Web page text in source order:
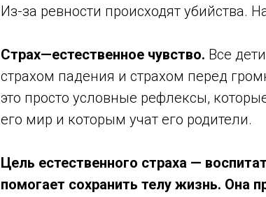
Из-за ревности происходят убийства.
Страх—естественное чувство. Все
страхом падения и страхом перед
это просто условные рефлексы,
его мир и которым учат его родители.
Цель естественного страха —
помогает сохранить телу жизнь. Она